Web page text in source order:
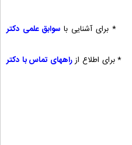
سوابق علمی دکتر
راههای تماس با دکتر